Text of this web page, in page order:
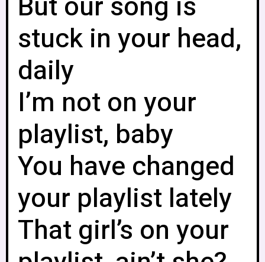
stuck in your head,
daily
I’m not on your
playlist, baby
You have changed
your playlist lately
That girl’s on your